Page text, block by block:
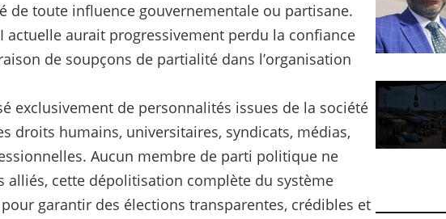
de toute influence gouvernementale ou partisane.
actuelle aurait progressivement perdu la confiance
de soupçons de partialité dans l’organisation
exclusivement de personnalités issues de la société
droits humains, universitaires, syndicats, médias,
Aucun membre de parti politique ne
alliés, cette dépolitisation complète du système
garantir des élections transparentes, crédibles et